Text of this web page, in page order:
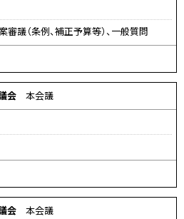
議（条例、補正予算等）、一般質問
会
本会議
会
本会議